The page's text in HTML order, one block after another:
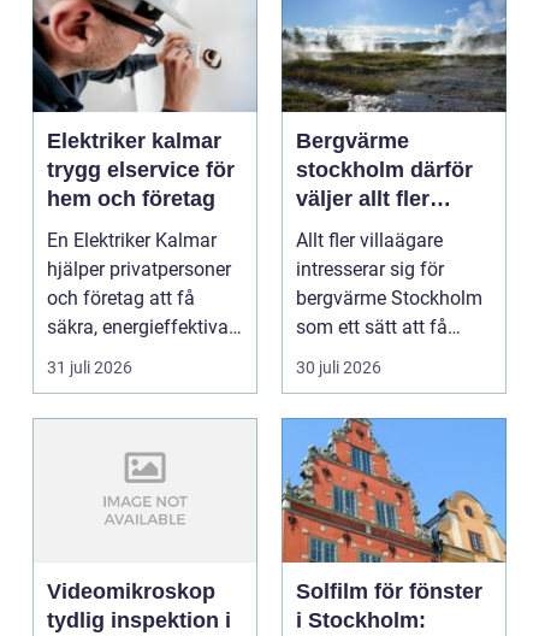
Elektriker kalmar
trygg elservice för
hem och företag
En Elektriker Kalmar
hjälper privatpersoner
och företag att få
säkra, energieffektiva
och framtidssä...
31 juli 2026
Bergvärme
stockholm därför
väljer allt fler
denna
uppvärmning
Allt fler villaägare
intresserar sig för
bergvärme Stockholm
som ett sätt att få
lägre uppvärmningsk...
30 juli 2026
Videomikroskop
tydlig inspektion i
Solfilm för fönster
i Stockholm: